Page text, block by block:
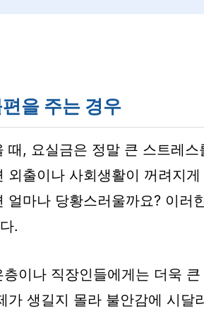
을 주는 경우
때, 요실금은 정말 큰 스트레
외출이나 사회생활이 꺼려지
얼마나 당황스러울까요? 이러
.
이나 직장인들에게는 더욱
가 생길지 몰라 불안감에 시달